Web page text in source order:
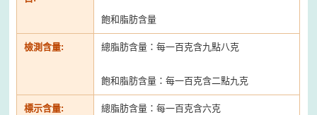
飽和脂肪含量
檢測含量: 總脂肪含量：每一百克含九點八克
飽和脂肪含量：每一百克含二點九克
標示含量: 總脂肪含量：每一百克含六克